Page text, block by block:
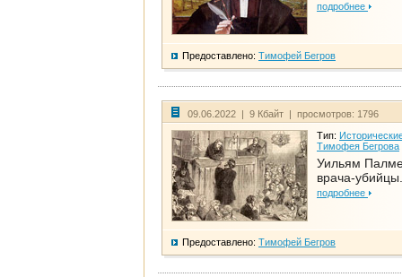
подробнее
Предоставлено: Тимофей Бегров
09.06.2022 | 9 Кбайт | просмотров: 1796
Тип:
Тимофея Бегрова
Уильям
врача-
подробнее
Предоставлено: Тимофей Бегров